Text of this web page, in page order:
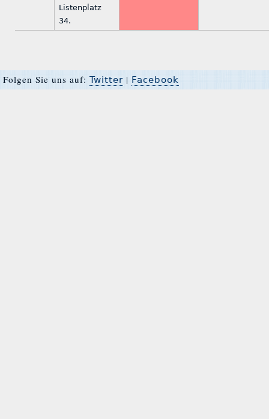
Listenplatz
34.
Folgen Sie uns auf: Twitter | Facebook